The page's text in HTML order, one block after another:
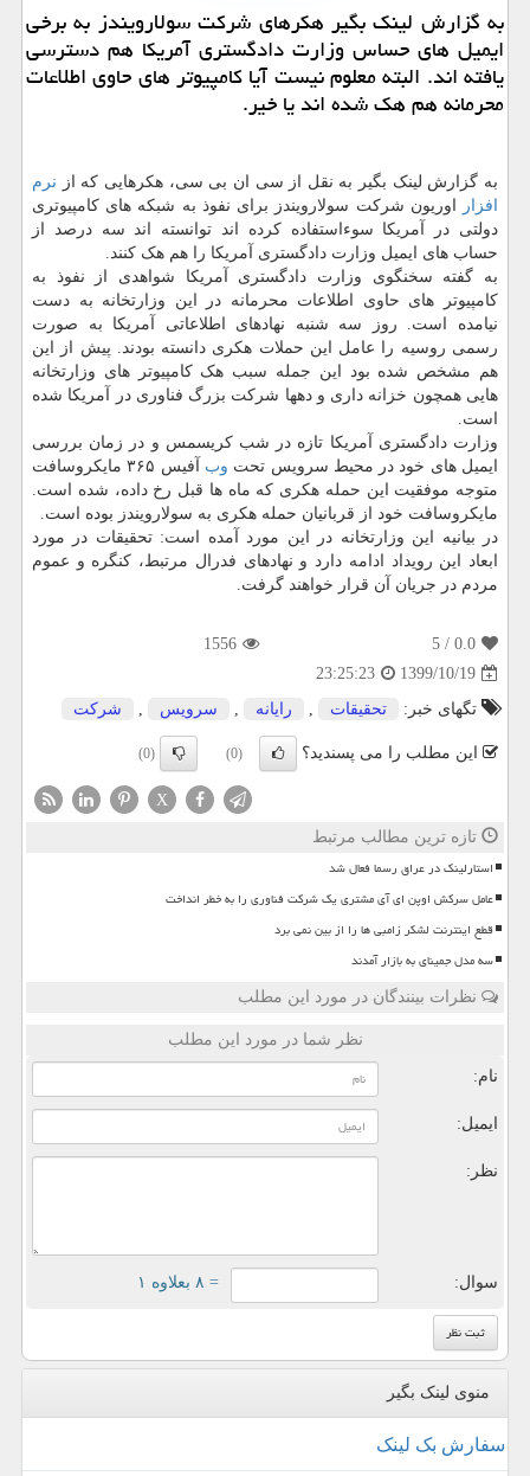
به گزارش لینک بگیر هکرهای شرکت سولارویندز به برخی
ایمیل های حساس وزارت دادگستری آمریکا هم دسترسی
یافته اند. البته معلوم نیست آیا کامپیوتر های حاوی اطلاعات
محرمانه هم هک شده اند یا خیر.
به گزارش لینک بگیر به نقل از سی ان بی سی، هکرهایی که از نرم
افزار
اوریون شرکت سولارویندز برای نفوذ به شبکه های کامپیوتری
دولتی در آمریکا سوءاستفاده کرده اند توانسته اند سه درصد از
حساب های ایمیل وزارت دادگستری آمریکا را هم هک کنند.
به گفته سخنگوی وزارت دادگستری آمریکا شواهدی از نفوذ به
کامپیوتر های حاوی اطلاعات محرمانه در این وزارتخانه به دست
نیامده است. روز سه شنبه نهادهای اطلاعاتی آمریکا به صورت
رسمی روسیه را عامل این حملات هکری دانسته بودند. پیش از این
هم مشخص شده بود این جمله سبب هک کامپیوتر های وزارتخانه
هایی همچون خزانه داری و دهها شرکت بزرگ فناوری در آمریکا شده
است.
وزارت دادگستری آمریکا تازه در شب کریسمس و در زمان بررسی
ایمیل های خود در محیط سرویس تحت وب
آفیس ۳۶۵ مایکروسافت
متوجه موفقیت این حمله هکری که ماه ها قبل رخ داده، شده است.
مایکروسافت خود از قربانیان حمله هکری به سولارویندز بوده است.
در بیانیه این وزارتخانه در این مورد آمده است: تحقیقات در مورد
ابعاد این رویداد ادامه دارد و نهادهای فدرال مرتبط، کنگره و عموم
مردم در جریان آن قرار خواهند گرفت.
0.0
/ 5
1556
1399/10/19
23:25:23
تگهای خبر:
تحقیقات , رایانه , سرویس , شركت
این مطلب را می پسندید؟ (0)
(0)
X
تازه ترین مطالب مرتبط
استارلینک در عراق رسما فعال شد
عامل سرکش اوپن ای آی مشتری یک شرکت فناوری را به خطر انداخت
قطع اینترنت لشکر زامبی ها را از بین نمی برد
سه مدل جمینای به بازار آمدند
نظرات بینندگان در مورد این مطلب
نظر شما در مورد این مطلب
نام:
ایمیل:
نظر:
سوال: = ۸ بعلاوه ۱
منوی لینک بگیر
سفارش بک لینک